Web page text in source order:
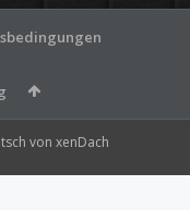
von xenDach